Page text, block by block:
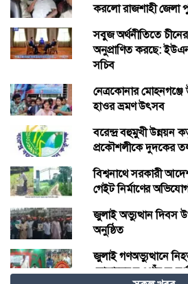
করলো রাজশাহী জেলা
সবুজ অর্থনীতিতে
অনুপ্রাণিত করছে:
সচিব
নেত্রকোনার মোহনগঞ্জে
হাওর ভ্রমণ উৎসব
বরেন্দ্র বহুমুখী উন্নয়ন
প্রকৌশলীকে দুদকের
বিশ্বনাথে সরকারী
গেইট নির্মাণের
জুলাই অভ্যুত্থান দিবস
অনুষ্ঠিত
জুলাই গণঅভ্যুত্থানে
যোদ্ধাদের নওগাঁয়